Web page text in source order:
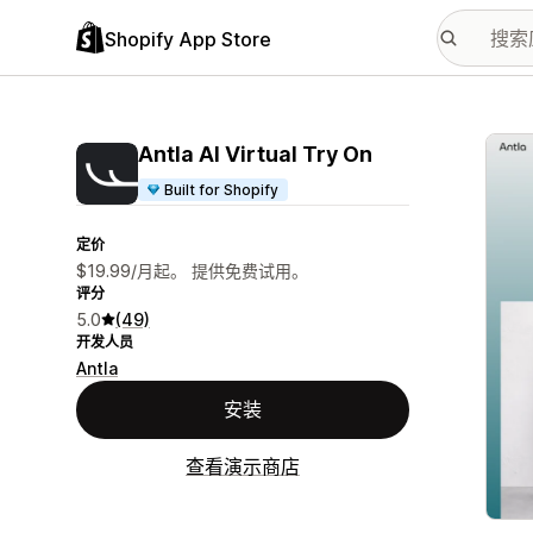
Shopify App Store
Antla AI Virtual Try On
Built for Shopify
定价
$19.99/月起。 提供免费试用。
评分
5.0 (49)
开发人员
Antla
安装
查看演示商店
配图